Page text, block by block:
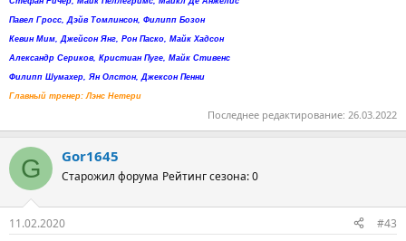
Павел Гросс, Дэйв Томлинсон, Филипп Бозон
Кевин Мим, Джейсон Янг, Рон Паско, Майк Хадсон
Александр Сериков, Кристиан Пуге, Майк Стивенс
Филипп Шумахер, Ян Олстон, Джексон Пенни
Главный тренер: Лэнс Нетери
Последнее редактирование: 26.03.2022
G Gor1645
Старожил форума Рейтинг сезона: 0
11.02.2020 #43